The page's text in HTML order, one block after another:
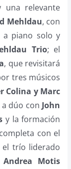
una relevante
Mehldau, con
a piano solo y
Trio; el
, que revisitará
tres músicos
Colina y Marc
a dúo con John
y la formación
con el
el trío liderado
Andrea Motis